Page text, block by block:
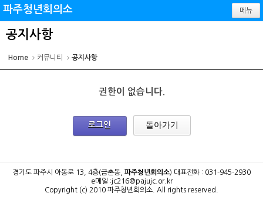
파주청년회의소 메뉴
공지사항
Home 커뮤니티 공지사항
권한이 없습니다.
로그인 돌아가기
경기도 파주시 아동로 13, 4층(금촌동, 파주청년회의소) 대표전화 : 031-945-2930
e메일 :jc216@pajujc.or.kr
Copyright (c) 2010 파주청년회의소. All rights reserved.